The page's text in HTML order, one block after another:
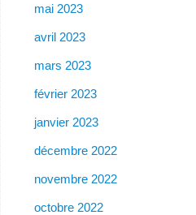
mai 2023
avril 2023
mars 2023
février 2023
janvier 2023
décembre 2022
novembre 2022
octobre 2022